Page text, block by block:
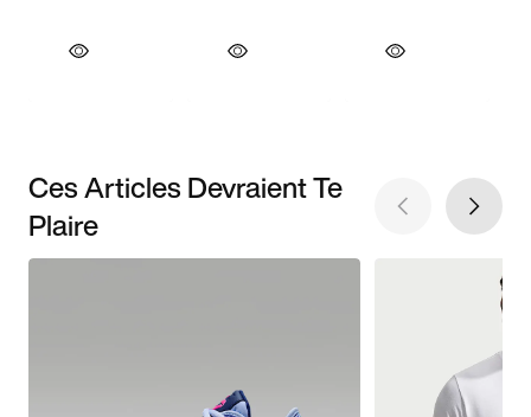
Ces Articles Devraient Te
Plaire